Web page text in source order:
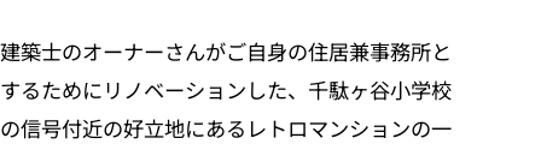
建築士のオーナーさんがご自身の住居兼事務所と
するためにリノベーションした、千駄ヶ谷小学校
の信号付近の好立地にあるレトロマンションの一